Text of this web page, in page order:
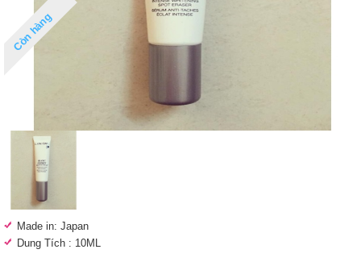
Còn hàng
Made in: Japan
Dung Tích : 10ML